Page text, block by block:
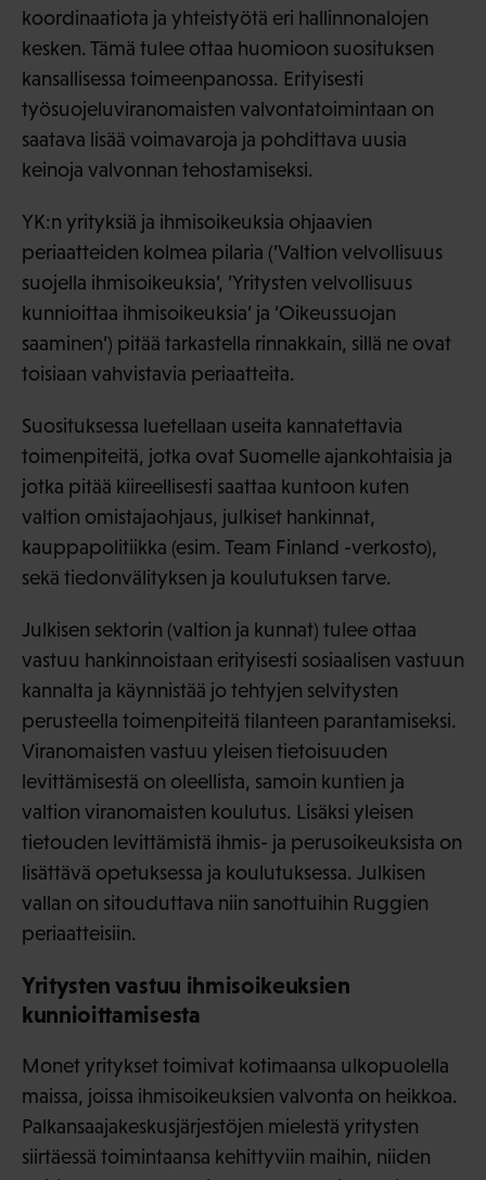
koordinaatiota ja yhteistyötä eri hallinnonalojen
kesken. Tämä tulee ottaa huomioon suosituksen
kansallisessa toimeenpanossa. Erityisesti
työsuojeluviranomaisten valvontatoimintaan on
saatava lisää voimavaroja ja pohdittava uusia
keinoja valvonnan tehostamiseksi.
YK:n yrityksiä ja ihmisoikeuksia ohjaavien
periaatteiden kolmea pilaria (’Valtion velvollisuus
suojella ihmisoikeuksia’, ’Yritysten velvollisuus
kunnioittaa ihmisoikeuksia’ ja ’Oikeussuojan
saaminen’) pitää tarkastella rinnakkain, sillä ne ovat
toisiaan vahvistavia periaatteita.
Suosituksessa luetellaan useita kannatettavia
toimenpiteitä, jotka ovat Suomelle ajankohtaisia ja
jotka pitää kiireellisesti saattaa kuntoon kuten
valtion omistajaohjaus, julkiset hankinnat,
kauppapolitiikka (esim. Team Finland -verkosto),
sekä tiedonvälityksen ja koulutuksen tarve.
Julkisen sektorin (valtion ja kunnat) tulee ottaa
vastuu hankinnoistaan erityisesti sosiaalisen vastuun
kannalta ja käynnistää jo tehtyjen selvitysten
perusteella toimenpiteitä tilanteen parantamiseksi.
Viranomaisten vastuu yleisen tietoisuuden
levittämisestä on oleellista, samoin kuntien ja
valtion viranomaisten koulutus. Lisäksi yleisen
tietouden levittämistä ihmis- ja perusoikeuksista on
lisättävä opetuksessa ja koulutuksessa. Julkisen
vallan on sitouduttava niin sanottuihin Ruggien
periaatteisiin.
Yritysten vastuu ihmisoikeuksien
kunnioittamisesta
Monet yritykset toimivat kotimaansa ulkopuolella
maissa, joissa ihmisoikeuksien valvonta on heikkoa.
Palkansaajakeskusjärjestöjen mielestä yritysten
siirtäessä toimintaansa kehittyviin maihin, niiden